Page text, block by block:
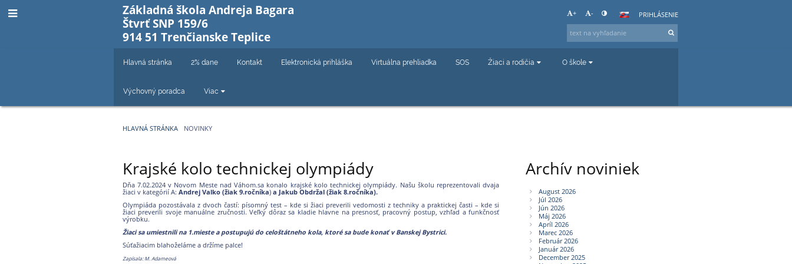
Základná škola Andreja Bagara
Štvrť SNP 159/6
914 51 Trenčianske Teplice
+ - PRIHLÁSENIE
Hlavná stránka 2% dane Kontakt Elektronická prihláška Virtuálna prehliadka SOS Žiaci a rodičia O škole
Výchovný poradca Viac
HLAVNÁ STRÁNKA NOVINKY
Novinky
Krajské kolo technickej olympiády
Dňa 7.02.2024 v Novom Meste nad Váhom.sa konalo krajské kolo technickej olympiády. Našu školu reprezentovali dvaja
žiaci v kategórií A: Andrej Valko (žiak 9.ročníka) a Jakub Obdržal (žiak 8.ročníka).
Olympiáda pozostávala z dvoch častí: písomný test – kde si žiaci preverili vedomosti z techniky a praktickej časti – kde si
žiaci preverili svoje manuálne zručnosti. Veľký dôraz sa kladie hlavne na presnosť, pracovný postup, vzhľad a funkčnosť
výrobku.
Žiaci sa umiestnili na 1.mieste a postupujú do celoštátneho kola, ktoré sa bude konať v Banskej Bystrici.
Súťažiacim blahoželáme a držíme palce!
Zapísala: M. Adameová
Archív noviniek
August 2026
Júl 2026
Jún 2026
Máj 2026
Apríl 2026
Marec 2026
Február 2026
Január 2026
December 2025